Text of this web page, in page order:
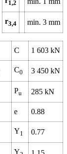
1,2
r3,4 min. 3 mm
C 1 603 kN
C0 3 450 kN
Pu 285 kN
e 0.88
Y1 0.77
Y